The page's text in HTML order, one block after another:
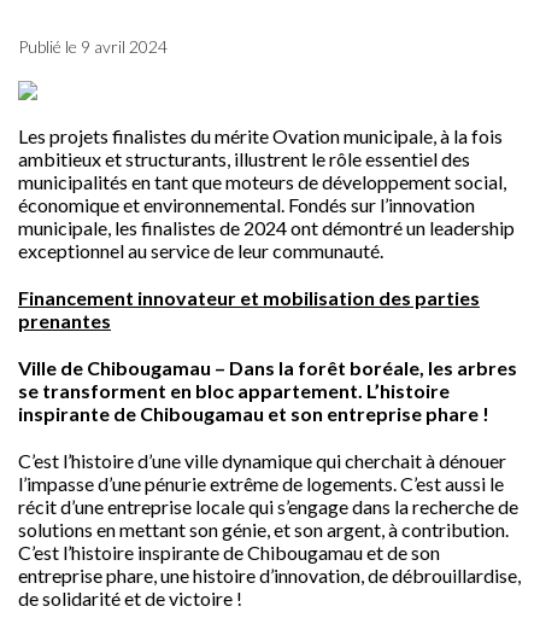
Publié le 9 avril 2024
Les projets finalistes du mérite Ovation municipale, à la fois
ambitieux et structurants, illustrent le rôle essentiel des
municipalités en tant que moteurs de développement social,
économique et environnemental. Fondés sur l’innovation
municipale, les finalistes de 2024 ont démontré un leadership
exceptionnel au service de leur communauté.
Financement innovateur et mobilisation des parties
prenantes
Ville de Chibougamau – Dans la forêt boréale, les arbres
se transforment en bloc appartement. L’histoire
inspirante de Chibougamau et son entreprise phare !
C’est l’histoire d’une ville dynamique qui cherchait à dénouer
l’impasse d’une pénurie extrême de logements. C’est aussi le
récit d’une entreprise locale qui s’engage dans la recherche de
solutions en mettant son génie, et son argent, à contribution.
C’est l’histoire inspirante de Chibougamau et de son
entreprise phare, une histoire d’innovation, de débrouillardise,
de solidarité et de victoire !